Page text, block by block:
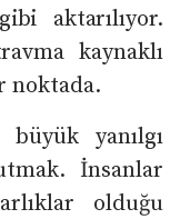
aktarılıyor.
kaynaklı
noktada.
yanılgı
İnsanlar
olduğu